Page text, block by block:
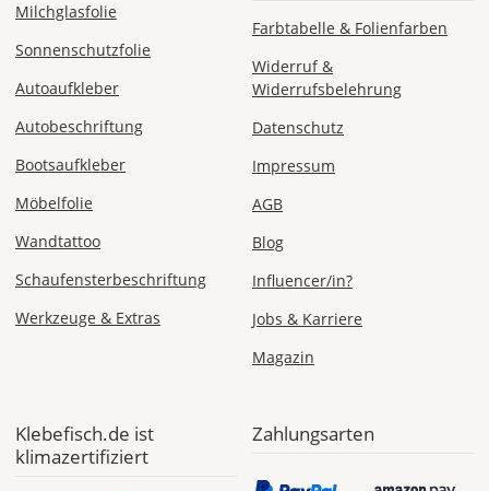
Mo., 17.08.
ab 7,98
Produktionsaufschlag
ab 5,99 EUR*
EUR
Deutschland
Produktionsaufschlag
ab 9,99 EUR*
Versandkosten 14,99
EUR
Milchglasfolie
Sonnenschutzfolie
Autoaufkleber
Autobeschriftung
Bootsaufkleber
Möbelfolie
Wandtattoo
Schaufensterbeschriftung
Werkzeuge & Extras
Farbtabelle & Folienfarben
Widerruf &
Widerrufsbelehrung
Datenschutz
Impressum
AGB
Blog
Influencer/in?
Jobs & Karriere
Magazin
Klebefisch.de ist
klimazertifiziert
Zahlungsarten